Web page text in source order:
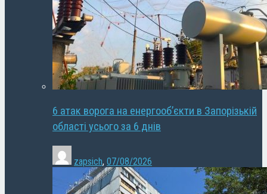
6 атак ворога на енергооб’єкти в Запорізькій
області усього за 6 днів
zapsich, 07/08/2026